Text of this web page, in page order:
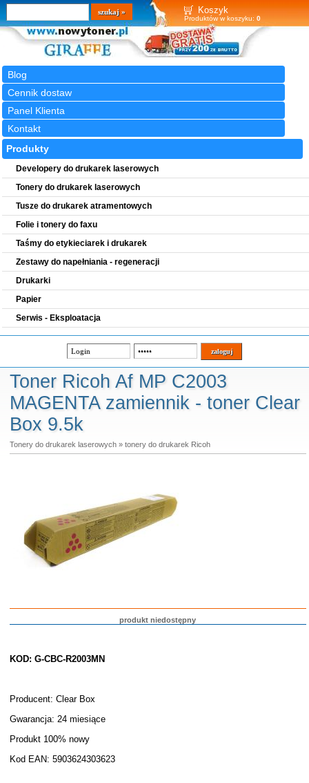
Koszyk
Produktów w koszyku: 0
Blog
Cennik dostaw
Panel Klienta
Kontakt
Wyszukiwarka
szukaj
Produkty
Developery do drukarek laserowych
Tonery do drukarek laserowych
Tusze do drukarek atramentowych
Folie i tonery do faxu
Taśmy do etykieciarek i drukarek
Zestawy do napełniania - regeneracji
Drukarki
Papier
Serwis - Eksploatacja
Toner Ricoh Af MP C2003
MAGENTA zamiennik - toner Clear
Box 9.5k
Tonery do drukarek laserowych» tonery do drukarek Ricoh
produkt niedostępny
KOD: G-CBC-R2003MN
Producent: Clear Box
Gwarancja: 24 miesiące
Produkt 100% nowy
Kod EAN: 5903624303623